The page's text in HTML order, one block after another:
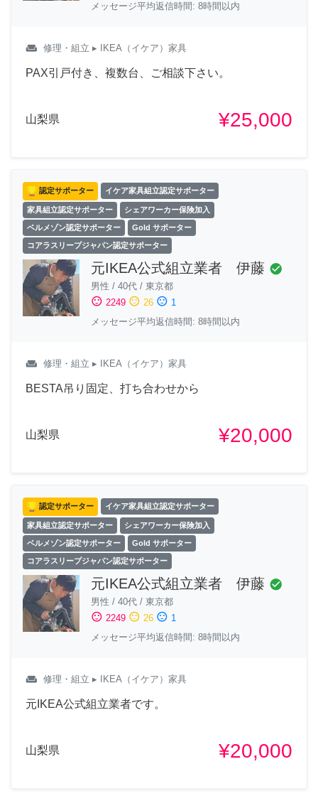
メッセージ平均返信時間: 8時間以内
weekend 修理・組立 ▸ IKEA（イケア）家具
PAX引戸付き、複数台、ご相談下さい。
山梨県 ¥25,000
認定サポーター イケア家具組立認定サポーター
家具組立認定サポーター シェアワーカー保険加入
ベルメゾン認定サポーター Gold サポーター
コアラスリープジャパン認定サポーター
元IKEA公式組立業者 伊藤 check_circle
男性 / 40代 / 東京都
sentiment_satisfied 2249 sentiment_neutral 26 sentiment_dissatisfied 1
メッセージ平均返信時間: 8時間以内
weekend 修理・組立 ▸ IKEA（イケア）家具
BESTA吊り固定、打ち合わせから
山梨県 ¥20,000
認定サポーター イケア家具組立認定サポーター
家具組立認定サポーター シェアワーカー保険加入
ベルメゾン認定サポーター Gold サポーター
コアラスリープジャパン認定サポーター
元IKEA公式組立業者 伊藤 check_circle
男性 / 40代 / 東京都
sentiment_satisfied 2249 sentiment_neutral 26 sentiment_dissatisfied 1
メッセージ平均返信時間: 8時間以内
weekend 修理・組立 ▸ IKEA（イケア）家具
元IKEA公式組立業者です。
山梨県 ¥20,000